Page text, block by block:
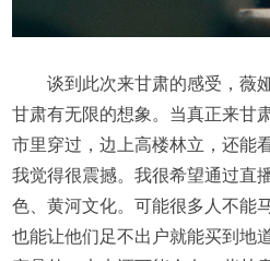
谈到此次来甘肃的感受，薇
甘肃有无限的想象。当真正来甘
市里穿过，边上高楼林立，还能
我觉得很震撼。我很希望通过直
色、黄河文化。可能很多人不能
也能让他们足不出户就能买到地